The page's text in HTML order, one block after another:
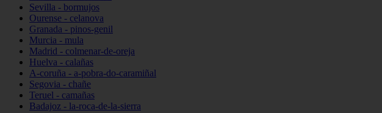
Sevilla - bormujos
Ourense - celanova
Granada - pinos-genil
Murcia - mula
Madrid - colmenar-de-oreja
Huelva - calañas
A-coruña - a-pobra-do-caramiñal
Segovia - chañe
Teruel - camañas
Badajoz - la-roca-de-la-sierra